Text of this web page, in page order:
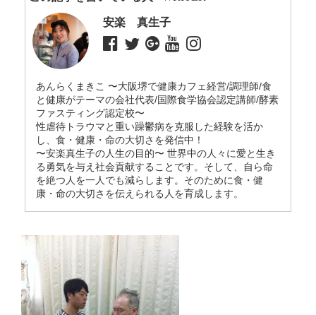
あんらくまきこ 〜大阪堺で健康カフェ経営/調理師/食
と健康がテーマの会社代表/国際食学協会認定講師/酵素
ファスティング認定校〜
性虐待トラウマと重い躁鬱病を克服した経験を活か
し、食・健康・命の大切さを発信中！
〜安楽真生子の人生の目的〜 世界中の人々に愛と生き
る勇気を与え社会貢献することです。そして、自ら命
を絶つ人を一人でも減らします。そのために食・健
康・命の大切さを伝えられる人を育成します。
安楽 真生子